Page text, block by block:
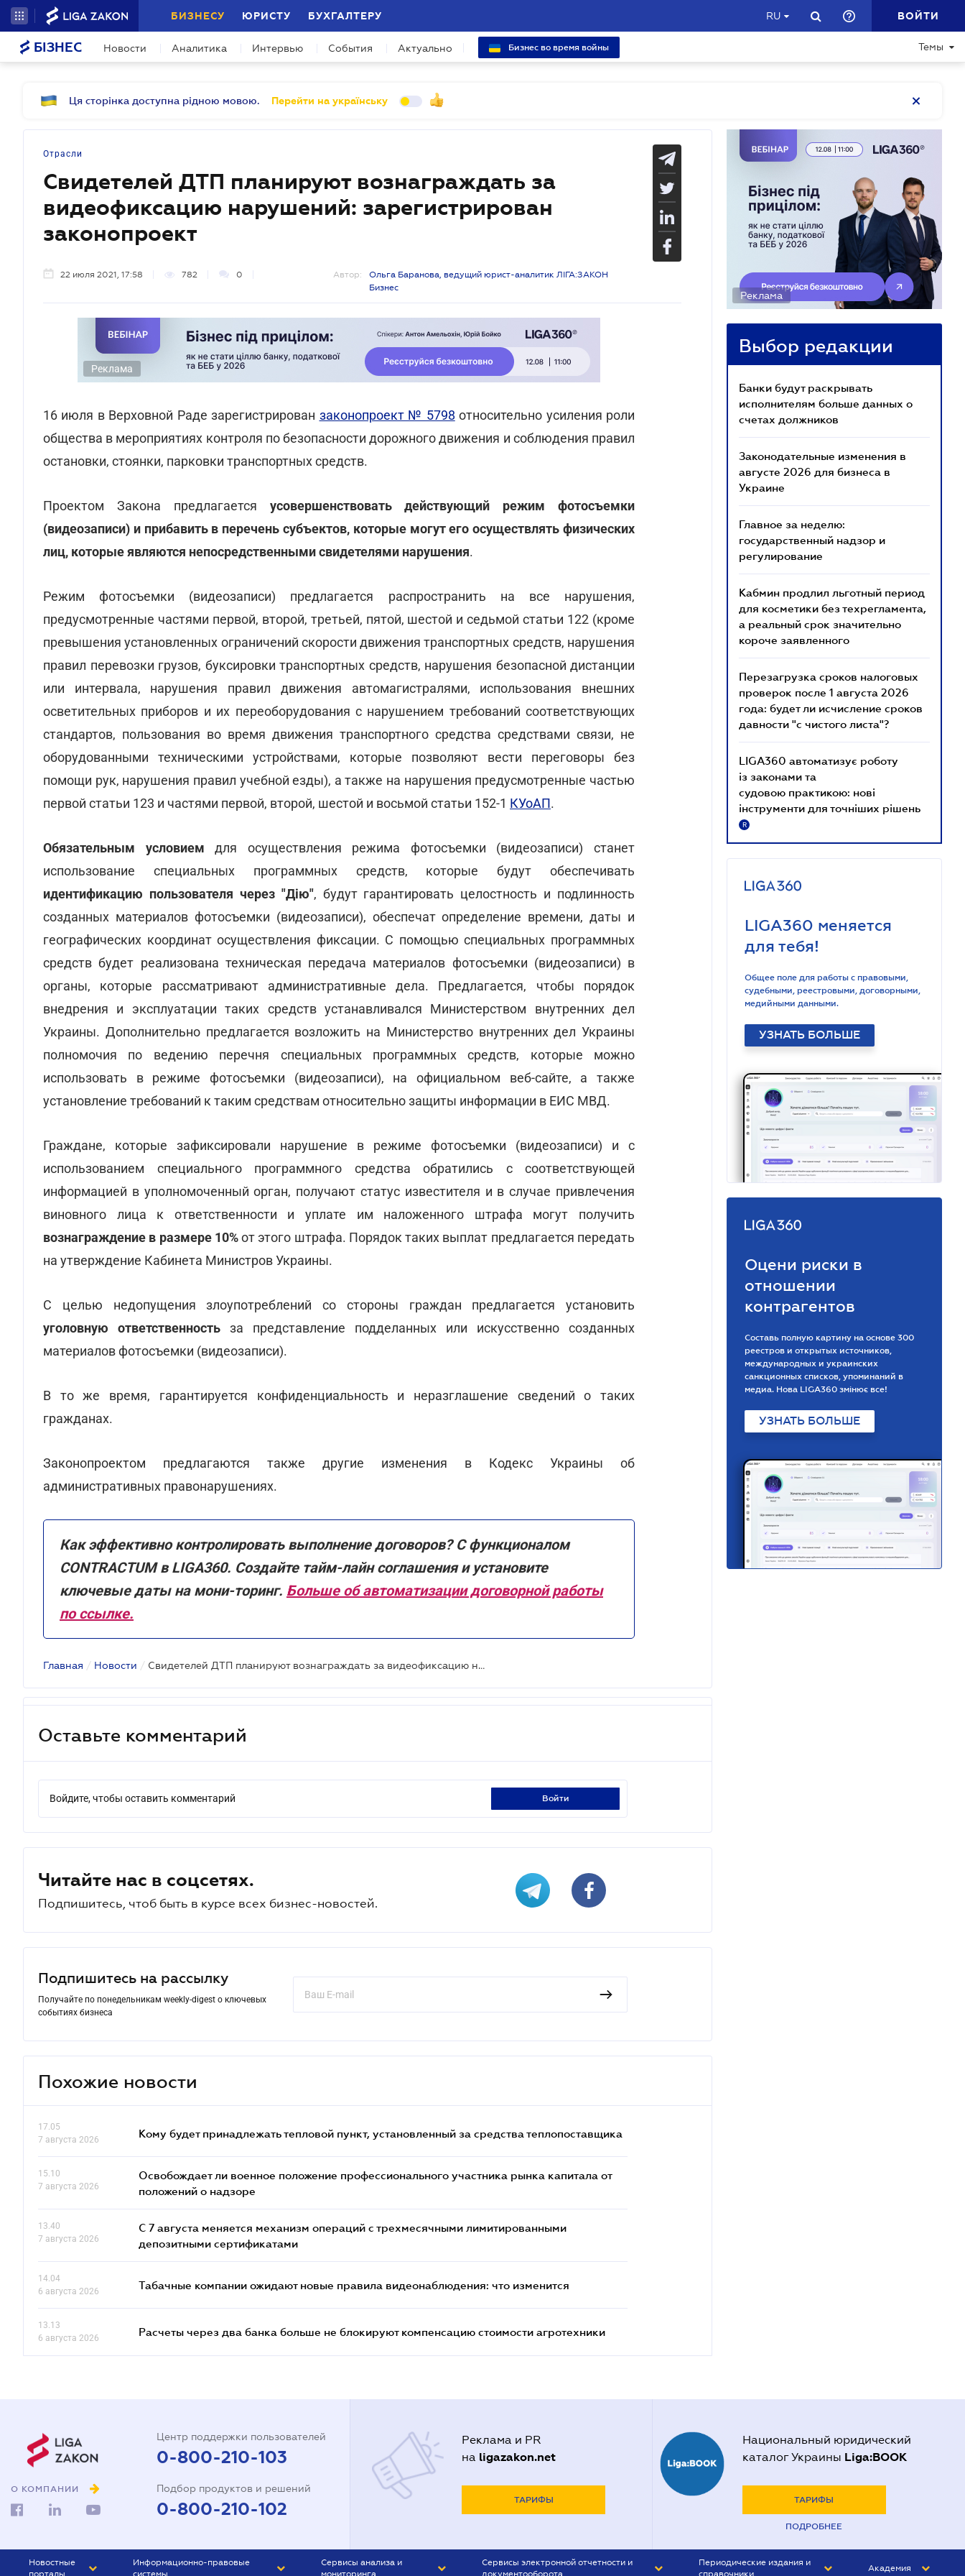
БИЗНЕСУ ЮРИСТУ БУХГАЛТЕРУ RU ВОЙТИ
БІЗНЕС Новости Аналитика Интервью События Актуально Бизнес во время войны Темы
Ця сторінка доступна рідною мовою. Перейти на українську
Отрасли
Свидетелей ДТП планируют вознаграждать за
видеофиксацию нарушений: зарегистрирован
законопроект
22 июля 2021, 17:58 782 0 Автор:
Ольга Баранова, ведущий юрист-аналитик ЛІГА:ЗАКОН
Бизнес
Реклама
16 июля в Верховной Раде зарегистрирован законопроект № 5798 относительно усиления роли
общества в мероприятиях контроля по безопасности дорожного движения и соблюдения правил
остановки, стоянки, парковки транспортных средств.
Проектом Закона предлагается усовершенствовать действующий режим фотосъемки
(видеозаписи) и прибавить в перечень субъектов, которые могут его осуществлять физических
лиц, которые являются непосредственными свидетелями нарушения.
Режим фотосъемки (видеозаписи) предлагается распространить на все нарушения,
предусмотренные частями первой, второй, третьей, пятой, шестой и седьмой статьи 122 (кроме
превышения установленных ограничений скорости движения транспортных средств, нарушения
правил перевозки грузов, буксировки транспортных средств, нарушения безопасной дистанции
или интервала, нарушения правил движения автомагистралями, использования внешних
осветительных приборов и их переоборудования с нарушением требований соответствующих
стандартов, пользования во время движения транспортного средства средствами связи, не
оборудованными техническими устройствами, которые позволяют вести переговоры без
помощи рук, нарушения правил учебной езды), а также на нарушения предусмотренные частью
первой статьи 123 и частями первой, второй, шестой и восьмой статьи 152-1 КУоАП.
Обязательным условием для осуществления режима фотосъемки (видеозаписи) станет
использование специальных программных средств, которые будут обеспечивать
идентификацию пользователя через "Дію", будут гарантировать целостность и подлинность
созданных материалов фотосъемки (видеозаписи), обеспечат определение времени, даты и
географических координат осуществления фиксации. С помощью специальных программных
средств будет реализована техническая передача материалов фотосъемки (видеозаписи) в
органы, которые рассматривают административные дела. Предлагается, чтобы порядок
внедрения и эксплуатации таких средств устанавливался Министерством внутренних дел
Украины. Дополнительно предлагается возложить на Министерство внутренних дел Украины
полномочия по ведению перечня специальных программных средств, которые можно
использовать в режиме фотосъемки (видеозаписи), на официальном веб-сайте, а также
установление требований к таким средствам относительно защиты информации в ЕИС МВД.
Граждане, которые зафиксировали нарушение в режиме фотосъемки (видеозаписи) и с
использованием специального программного средства обратились с соответствующей
информацией в уполномоченный орган, получают статус известителя и в случае привлечения
виновного лица к ответственности и уплате им наложенного штрафа могут получить
вознаграждение в размере 10%от этого штрафа. Порядок таких выплат предлагается передать
на утверждение Кабинета Министров Украины.
С целью недопущения злоупотреблений со стороны граждан предлагается установить
уголовную ответственность за представление подделанных или искусственно созданных
материалов фотосъемки (видеозаписи).
В то же время, гарантируется конфиденциальность и неразглашение сведений о таких
гражданах.
Законопроектом предлагаются также другие изменения в Кодекс Украины об
административных правонарушениях.
Как эффективно контролировать выполнение договоров? С функционалом
CONTRACTUM в LIGA360. Создайте тайм-лайн соглашения и установите
ключевые даты на мони-торинг. Больше об автоматизации договорной работы
по ссылке.
Главная / Новости / Свидетелей ДТП планируют вознаграждать за видеофиксацию нарушений: зарегистрирован законопроект
Оставьте комментарий
Войдите, чтобы оставить комментарий войти
Читайте нас в соцсетях.
Подпишитесь, чтоб быть в курсе всех бизнес-новостей.
Подпишитесь на рассылку
Получайте по понедельникам weekly-digest о ключевых
событиях бизнеса
Похожие новости
17.05
7 августа 2026
Кому будет принадлежать тепловой пункт, установленный за средства теплопоставщика
15.10
7 августа 2026
Освобождает ли военное положение профессионального участника рынка капитала от
положений о надзоре
13.40
7 августа 2026
С 7 августа меняется механизм операций с трехмесячными лимитированными
депозитными сертификатами
14.04
6 августа 2026
Табачные компании ожидают новые правила видеонаблюдения: что изменится
13.13
6 августа 2026
Расчеты через два банка больше не блокируют компенсацию стоимости агротехники
Реклама
Выбор редакции
Банки будут раскрывать
исполнителям больше данных о
счетах должников
Законодательные изменения в
августе 2026 для бизнеса в
Украине
Главное за неделю:
государственный надзор и
регулирование
Кабмин продлил льготный период
для косметики без техрегламента,
а реальный срок значительно
короче заявленного
Перезагрузка сроков налоговых
проверок после 1 августа 2026
года: будет ли исчисление сроков
давности "с чистого листа"?
LIGA360 автоматизує роботу
із законами та
судовою практикою: нові
інструменти для точніших рішень
R
LIGA360 меняется
для тебя!
Общее поле для работы с правовыми,
судебными, реестровыми, договорными,
медийными данными.
УЗНАТЬ БОЛЬШЕ
Оцени риски в
отношении
контрагентов
Составь полную картину на основе 300
реестров и открытых источников,
международных и украинских
санкционных списков, упоминаний в
медиа. Нова LIGA360 змінює все!
УЗНАТЬ БОЛЬШЕ
О КОМПАНИИ
Центр поддержки пользователей
0-800-210-103
Подбор продуктов и решений
0-800-210-102
Реклама и PR
на ligazakon.net
ТАРИФЫ
Национальный юридический
каталог Украины Liga:BOOK
ТАРИФЫ
ПОДРОБНЕЕ
Новостные
порталы
Информационно-правовые
системы
Сервисы анализа и
мониторинга
Сервисы электронной отчетности и
документооборота
Периодические издания и
справочники
Академия